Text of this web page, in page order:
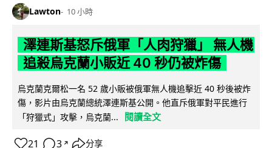
Lawton 10 小時
澤連斯基怒斥俄軍「人肉狩獵」 無人機
追殺烏克蘭小販近 40 秒仍被炸傷
烏克蘭克爾松一名 52 歲小販被俄軍無人機追擊近 40 秒後被炸
傷，影片由烏克蘭總統澤連斯基公開。他直斥俄軍對平民進行
「狩獵式」攻擊，烏克蘭...
閱讀全文
21 3 ↗ 分享